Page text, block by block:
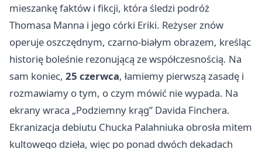
mieszankę faktów i fikcji, która śledzi podróż
Thomasa Manna i jego córki Eriki. Reżyser znów
operuje oszczędnym, czarno-białym obrazem, kreśląc
historię boleśnie rezonującą ze współczesnością. Na
sam koniec, 25 czerwca, łamiemy pierwszą zasadę i
rozmawiamy o tym, o czym mówić nie wypada. Na
ekrany wraca „Podziemny krąg” Davida Finchera.
Ekranizacja debiutu Chucka Palahniuka obrosła mitem
kultowego dzieła, więc po ponad dwóch dekadach